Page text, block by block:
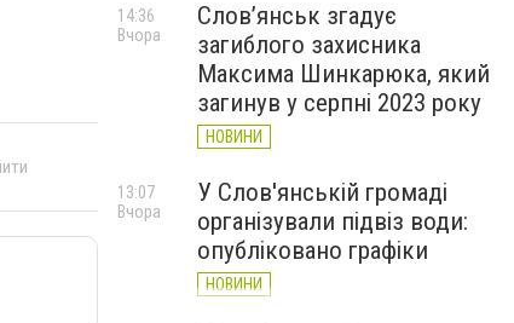
Слов’янськ згадує
загиблого захисника
Максима Шинкарюка, який
загинув у серпні 2023 року
НОВИНИ
14:36
Вчора
У Слов'янській громаді
організували підвіз води:
опубліковано графіки
НОВИНИ
13:07
Вчора